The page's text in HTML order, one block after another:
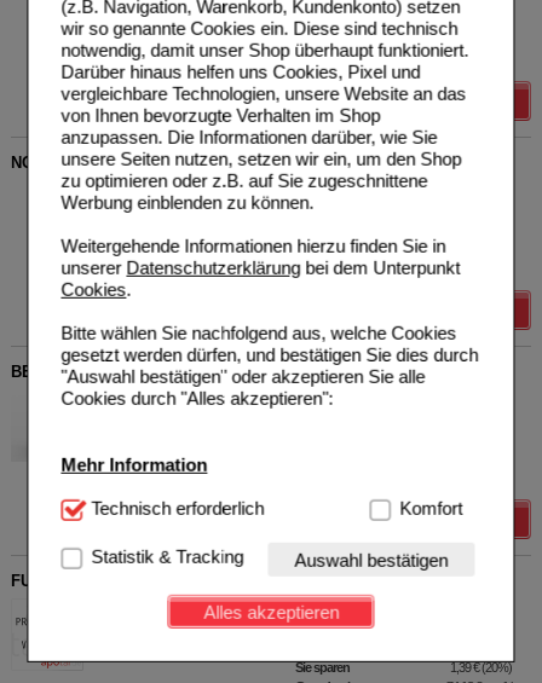
(z.B. Navigation, Warenkorb, Kundenkonto) setzen
wir so genannte Cookies ein. Diese sind technisch
notwendig, damit unser Shop überhaupt funktioniert.
Darüber hinaus helfen uns Cookies, Pixel und
vergleichbare Technologien, unsere Website an das
von Ihnen bevorzugte Verhalten im Shop
anzupassen. Die Informationen darüber, wie Sie
unsere Seiten nutzen, setzen wir ein, um den Shop
zu optimieren oder z.B. auf Sie zugeschnittene
Werbung einblenden zu können.
Weitergehende Informationen hierzu finden Sie in
unserer Datenschutzerklärungbei dem Unterpunkt
Cookies.
Bitte wählen Sie nachfolgend aus, welche Cookies
gesetzt werden dürfen, und bestätigen Sie dies durch
"Auswahl bestätigen" oder akzeptieren Sie alle
Cookies durch "Alles akzeptieren":
Mehr Information
Technisch Notwendig:Hierbei handelt es sich um
Website notwendig sind (z.B. Navigation, Warenkorb,
Kundenkonto), weshalb auf diese nicht verzichtet
werden kann.
Einkaufserlebnis noch ansprechender zu gestalten,
Technisch erforderlich Komfort
Statistik & Tracking Auswahl bestätigen
Alles akzeptieren
ml Creme Unser Preis
Sie sparen 5,30 €
Grundpreis
424,00 €
NOREIZ hautberuhigende Pflegedusche
Thiocyn GmbH
15995833
UVP
Sie sparen
Grundpreis
58,45 €
BELIEVA Natural Intensiv Reinigungsmilch
Believa GmbH
FUSSCREME süße Füße für Diabetiker
Gerhard Zach-Rosinka
05142443
UVP**
Sie sparen 1,39 €(20%)